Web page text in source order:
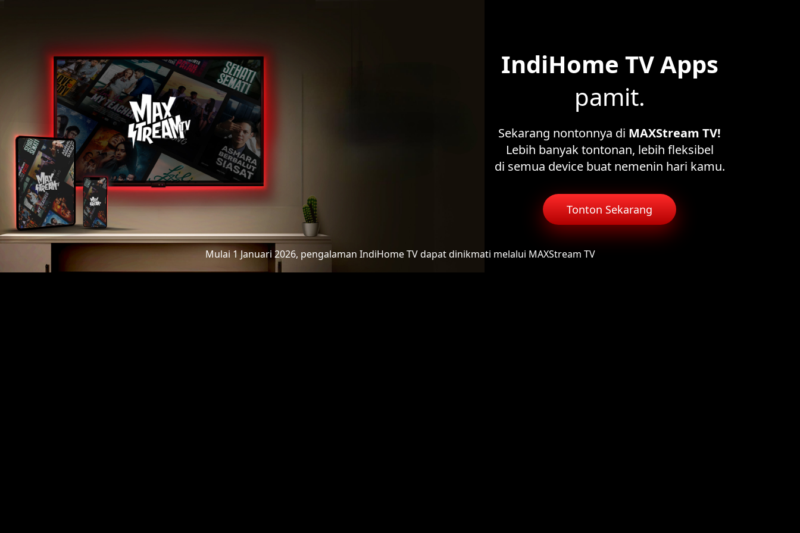
IndiHome TV Apps
pamit.
Sekarang nontonnya di MAXStream TV!
Lebih banyak tontonan, lebih fleksibel
di semua device buat nemenin hari kamu.
Tonton Sekarang
Mulai 1 Januari 2026, pengalaman IndiHome TVdapat dinikmati melalui MAXStream TV